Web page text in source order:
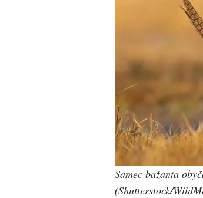
Samec bažanta
(Shutterstock/